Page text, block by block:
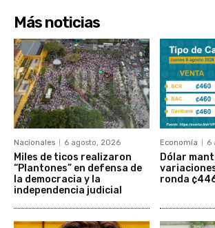
Más noticias
Nacionales 6 agosto, 2026
Miles de ticos realizaron
“Plantones” en defensa de
la democracia y la
independencia judicial
Economía 6
Dólar
ronda